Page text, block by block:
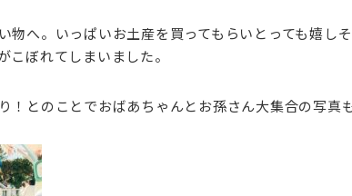
物へ。いっぱいお土産を買ってもらいとっても嬉し
こぼれてしまいました。
！とのことでおばあちゃんとお孫さん大集合の写真